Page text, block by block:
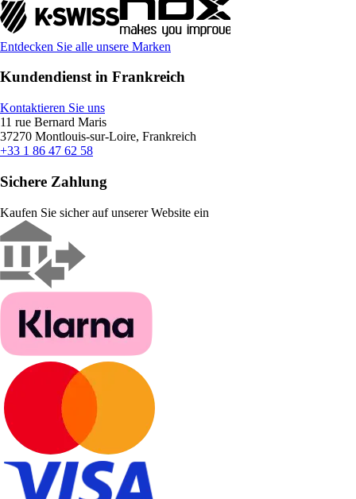
Entdecken Sie alle unsere Marken
Kundendienst in Frankreich
Kontaktieren Sie uns
11 rue Bernard Maris
37270 Montlouis-sur-Loire, Frankreich
+33 1 86 47 62 58
Sichere Zahlung
Kaufen Sie sicher auf unserer Website ein